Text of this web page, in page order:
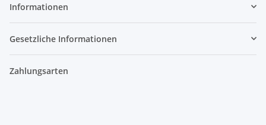
Informationen
Gesetzliche Informationen
Zahlungsarten